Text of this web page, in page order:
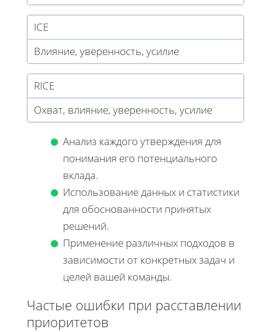
ICE
Влияние, уверенность, усилие
RICE
Охват, влияние, уверенность, усилие
Анализ каждого утверждения для
понимания его потенциального
вклада.
Использование данных и статистики
для обоснованности принятых
решений.
Применение различных подходов в
зависимости от конкретных задач и
целей вашей команды.
Частые ошибки при расставлении
приоритетов